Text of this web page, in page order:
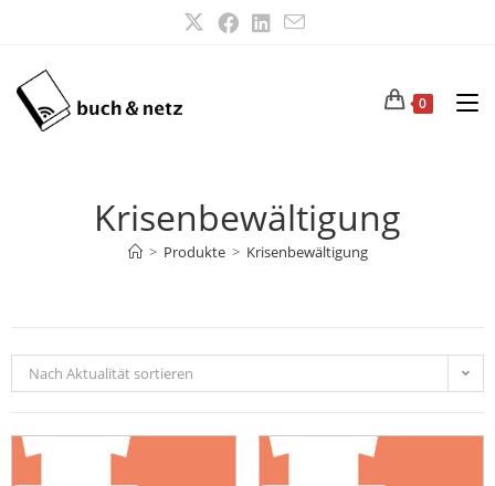
0
Krisenbewältigung
> Produkte > Krisenbewältigung
Nach Aktualität sortieren